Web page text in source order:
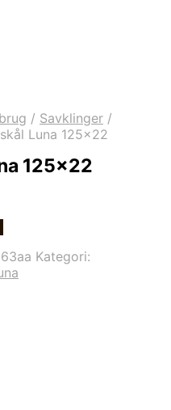
/ Savklinger /
Luna 125×22
125×22
Kategori: